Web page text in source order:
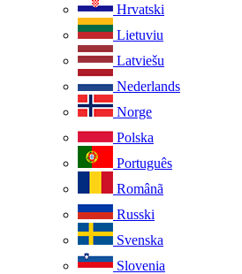
Hrvatski
Lietuviu
Latviešu
Nederlands
Norge
Polska
Português
Românã
Russki
Svenska
Slovenia